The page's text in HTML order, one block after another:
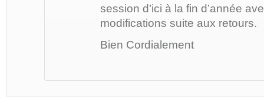
session d’ici à la fin d’année
modifications suite aux retours.
Bien Cordialement